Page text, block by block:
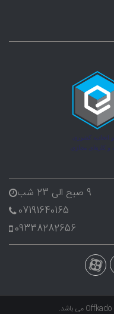
9 صبح الی 23 شب
07191640165
09338282656
می باشد.